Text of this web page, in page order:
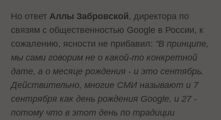
Но ответ Аллы Забровской, директора по
связям с общественностью Google в России, к
сожалению, ясности не прибавил: "В принципе,
мы сами говорим не о какой-то конкретной
дате, а о месяце рождения - и это сентябрь.
Действительно, многие СМИ называют и 7
сентрября как день рождения Google, и 27 -
потому что в этот день по традиции